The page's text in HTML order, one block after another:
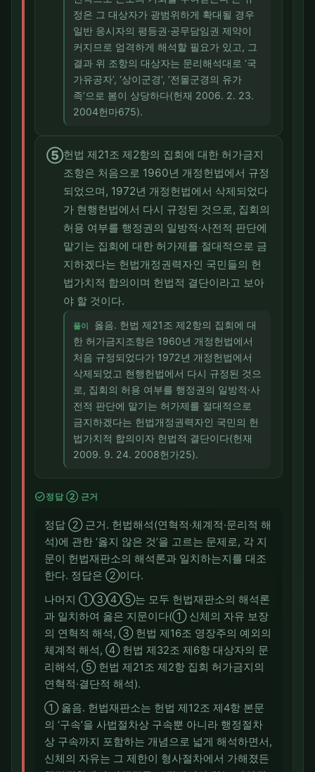
정은 그 대상자가 광범위하게 확대될 경우
일반 응시자의 평등권·공무담임권 제약이
커지므로 엄격하게 해석할 필요가 있고, 그
결과 위 조항의 대상자는 문리해석대로 ‘국
가유공자’, ‘상이군경’, ‘전몰군경의 유가
족’으로 봄이 상당하다(헌재 2006. 2. 23.
2004헌마675).
⑤헌법 제21조 제2항의 집회에 대한 허가금지
조항은 처음으로 1960년 개정헌법에서 규정
되었으며, 1972년 개정헌법에서 삭제되었다
가 현행헌법에서 다시 규정된 것으로, 집회의
허용 여부를 행정권의 일방적·사전적 판단에
맡기는 집회에 대한 허가제를 절대적으로 금
지하겠다는 헌법개정권력자인 국민들의 헌
법가치적 합의이며 헌법적 결단이라고 보아
야 할 것이다.
풀이
옳음. 헌법 제21조 제2항의 집회에 대
한 허가금지조항은 1960년 개정헌법에서
처음 규정되었다가 1972년 개정헌법에서
삭제되었고 현행헌법에서 다시 규정된 것으
로, 집회의 허용 여부를 행정권의 일방적·사
전적 판단에 맡기는 허가제를 절대적으로
금지하겠다는 헌법개정권력자인 국민의 헌
법가치적 합의이자 헌법적 결단이다(헌재
2009. 9. 24. 2008헌가25).
check_circle정답 ② 근거
정답 ② 근거. 헌법해석(연혁적·체계적·문리적 해
석)에 관한 ‘옳지 않은 것’을 고르는 문제로, 각 지
문이 헌법재판소의 해석론과 일치하는지를 대조
한다. 정답은 ②이다.
나머지 ①③④⑤는 모두 헌법재판소의 해석론
과 일치하여 옳은 지문이다(① 신체의 자유 보장
의 연혁적 해석, ③ 헌법 제16조 영장주의 예외의
체계적 해석, ④ 헌법 제32조 제6항 대상자의 문
리해석, ⑤ 헌법 제21조 제2항 집회 허가금지의
연혁적·결단적 해석).
① 옳음. 헌법재판소는 헌법 제12조 제4항 본문
의 ‘구속’을 사법절차상 구속뿐 아니라 행정절차
상 구속까지 포함하는 개념으로 넓게 해석하면서,
신체의 자유는 그 제한이 형사절차에서 가해졌든